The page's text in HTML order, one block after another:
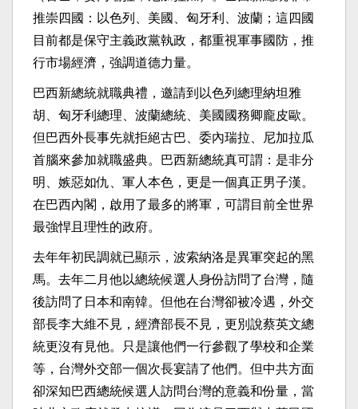
推崇四國：以色列、美國、匈牙利、波蘭；這四國
目前都是保守主義政黨執政，都重視軍事國防，推
行市場經濟，強調道德力量。
巴西新總統就職典禮，邀請到以色列總理納坦雅
胡、匈牙利總理、波蘭總統、美國國務卿龐皮歐。
但巴西外長事先就拒絕古巴、委內瑞拉、尼加拉瓜
首腦來參加就職盛典。巴西新總統真可謂：是非分
明、嫉惡如仇、軍人本色，更是一個真正男子漢。
在巴西內閣，啟用了最多的將軍，可謂目前全世界
最強悍且理性的政府。
去年年初民調就已顯示，波索納洛是異軍突起的黑
馬。去年二月他以總統候選人身份訪問了台灣，隨
後訪問了日本和南韓。但他在台灣卻被冷遇，外交
部長李大維不見，經濟部長不見，更別說蔡英文總
統更沒有見他。只是讓他們一行參觀了學校和企業
等，台灣外交部一個次長宴請了他們。但中共方面
卻深知巴西總統候選人訪問台灣的意義和份量，當